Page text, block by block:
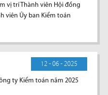
vị trí Thành viên Hội đồng
viên Ủy ban Kiểm toán
12 - 06 - 2025
ty Kiểm toán năm 2025